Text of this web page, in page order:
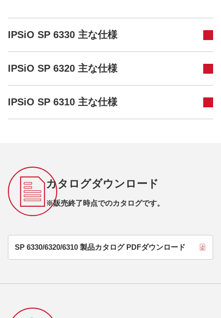
IPSiO SP 6330 主な仕様
IPSiO SP 6320 主な仕様
IPSiO SP 6310 主な仕様
カタログダウンロード
※販売終了時点でのカタログです。
SP 6330/6320/6310 製品カタログ PDFダウンロード